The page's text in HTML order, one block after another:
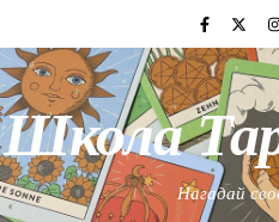
Школа
Нагадай